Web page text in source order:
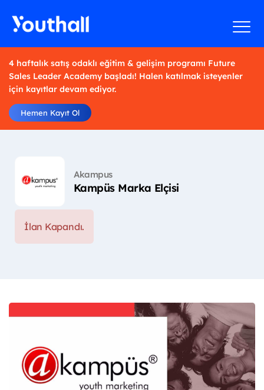
4 haftalık satış odaklı eğitim & gelişim programı Future
Sales Leader Academy başladı! Halen katılmak isteyenler
için kayıtlar devam ediyor.
Hemen Kayıt Ol
Akampus
Kampüs Marka Elçisi
İlan Kapandı.